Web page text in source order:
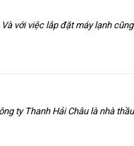
với việc lắp đặt máy lạnh
ty Thanh Hải Châu là nhà